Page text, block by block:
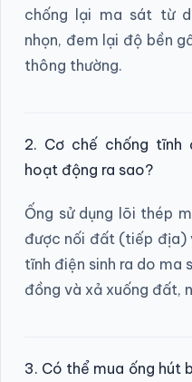
chống lại ma sát từ
nhọn, đem lại độ bền
thông thường.
2. Cơ chế chống tĩnh
hoạt động ra sao?
Ống sử dụng lõi thép
được nối đất (tiếp địa)
tĩnh điện sinh ra do ma
đồng và xả xuống đất,
3. Có thể mua ống hút